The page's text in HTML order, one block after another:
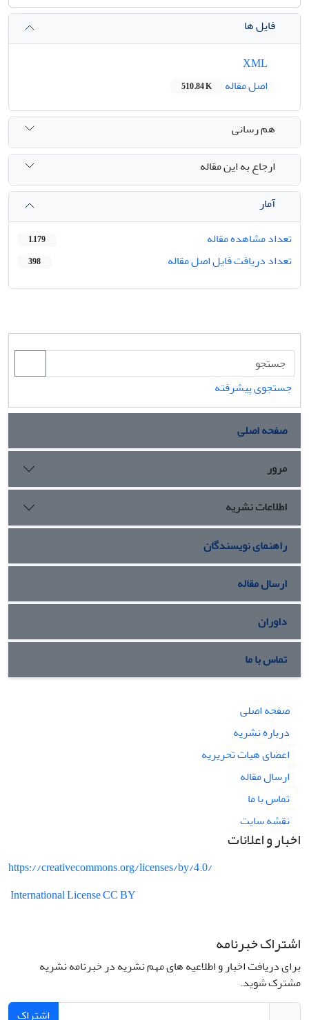
فایل ها
اصل مقاله
510.84 K
هم رسانی
ارجاع به این مقاله
آمار
تعداد مشاهده مقاله
1,179
تعداد دریافت فایل اصل مقاله 398
جستجوی پیشرفته
صفحه اصلی
مرور
اطلاعات نشریه
راهنمای نویسندگان
ارسال مقاله
داوران
تماس با ما
صفحه اصلی
درباره نشریه
اعضای هیات تحریریه
ارسال مقاله
تماس با ما
نقشه سایت
اخبار و اعلانات
https://creativecommons.org/licenses/by/4.0/
International License CC BY
اشتراک خبرنامه
برای دریافت اخبار و اطلاعیه های مهم نشریه در خبرنامه نشریه
مشترک شوید.
اشتراک